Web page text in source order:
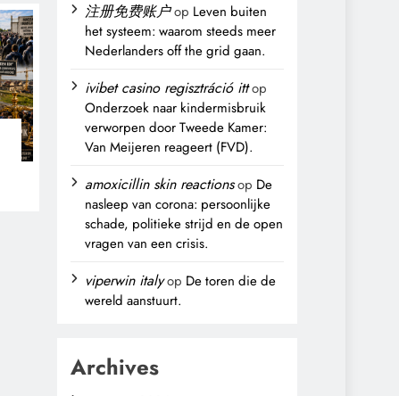
注册免费账户op Leven buiten
het systeem: waarom steeds meer
Nederlanders off the grid gaan.
ivibet casino regisztráció ittop
Onderzoek naar kindermisbruik
verworpen door Tweede Kamer:
Van Meijeren reageert (FVD).
amoxicillin skin reactionsop De
nasleep van corona: persoonlijke
schade, politieke strijd en de open
vragen van een crisis.
viperwin italyop De toren die de
wereld aanstuurt.
Archives